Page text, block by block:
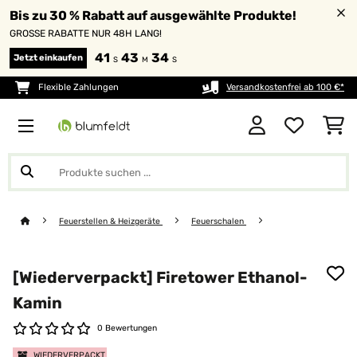
Bis zu 30 % Rabatt auf ausgewählte Produkte!
GROSSE RABATTE NUR 48H LANG!
Jetzt einkaufen 41 S 43 M 33 S
Flexible Zahlungen Versandkostenfrei ab 100 €*
Feuerstellen & Heizgeräte Feuerschalen
[Wiederverpackt] Firetower Ethanol-
Kamin
0 Bewertungen